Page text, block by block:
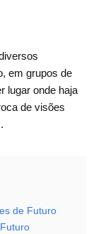
em grupos de
lugar onde haja
de visões
de Futuro